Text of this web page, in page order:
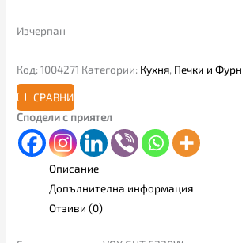
Изчерпан
Код:1004271 Категории: Кухня, Печки и
СРАВНИ
Сподели с приятел
Описание
Допълнителна информация
Отзиви (0)